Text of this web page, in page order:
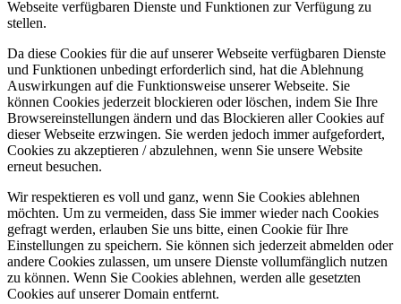
Webseite verfügbaren Dienste und Funktionen zur Verfügung zu
stellen.
Da diese Cookies für die auf unserer Webseite verfügbaren Dienste
und Funktionen unbedingt erforderlich sind, hat die Ablehnung
Auswirkungen auf die Funktionsweise unserer Webseite. Sie
können Cookies jederzeit blockieren oder löschen, indem Sie Ihre
Browsereinstellungen ändern und das Blockieren aller Cookies auf
dieser Webseite erzwingen. Sie werden jedoch immer aufgefordert,
Cookies zu akzeptieren / abzulehnen, wenn Sie unsere Website
erneut besuchen.
Wir respektieren es voll und ganz, wenn Sie Cookies ablehnen
möchten. Um zu vermeiden, dass Sie immer wieder nach Cookies
gefragt werden, erlauben Sie uns bitte, einen Cookie für Ihre
Einstellungen zu speichern. Sie können sich jederzeit abmelden oder
andere Cookies zulassen, um unsere Dienste vollumfänglich nutzen
zu können. Wenn Sie Cookies ablehnen, werden alle gesetzten
Cookies auf unserer Domain entfernt.